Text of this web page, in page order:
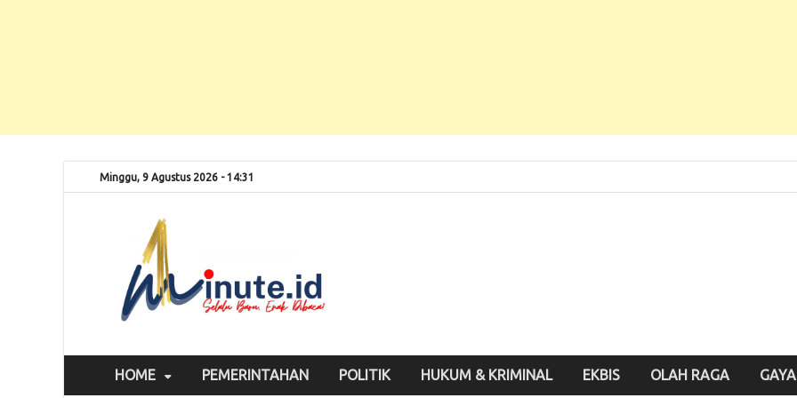
Minggu, 9 Agustus 2026 - 14:31
HOME PEMERINTAHAN POLITIK HUKUM & KRIMINAL EKBIS OLAH RAGA